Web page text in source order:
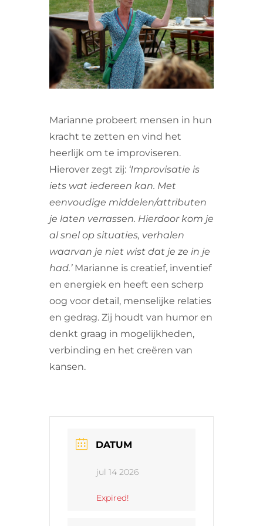
VRIJWILLIGERS & STAGIAIRES
CONTACT
Marianne probeert mensen in hun
kracht te zetten en vind het
heerlijk om te improviseren.
Hierover zegt zij: ‘Improvisatie is
iets wat iedereen kan. Met
eenvoudige middelen/attributen
je laten verrassen. Hierdoor kom je
al snel op situaties, verhalen
waarvan je niet wist dat je ze in je
had.’Marianne is creatief, inventief
en energiek en heeft een scherp
oog voor detail, menselijke relaties
en gedrag. Zij houdt van humor en
denkt graag in mogelijkheden,
verbinding en het creëren van
kansen.
DATUM
jul 14 2026
Expired!